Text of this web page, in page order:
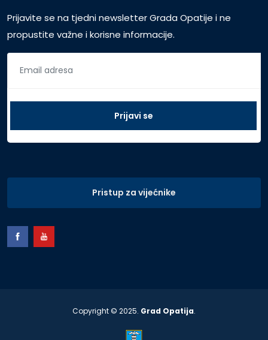
Prijavite se na tjedni newsletter Grada Opatije i ne
propustite važne i korisne informacije.
Pristup za vijećnike
Copyright © 2025. Grad Opatija.